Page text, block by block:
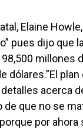
Elaine
pues dijo que
millones
dólares.”El plan
acerca
de que no se
por ahora